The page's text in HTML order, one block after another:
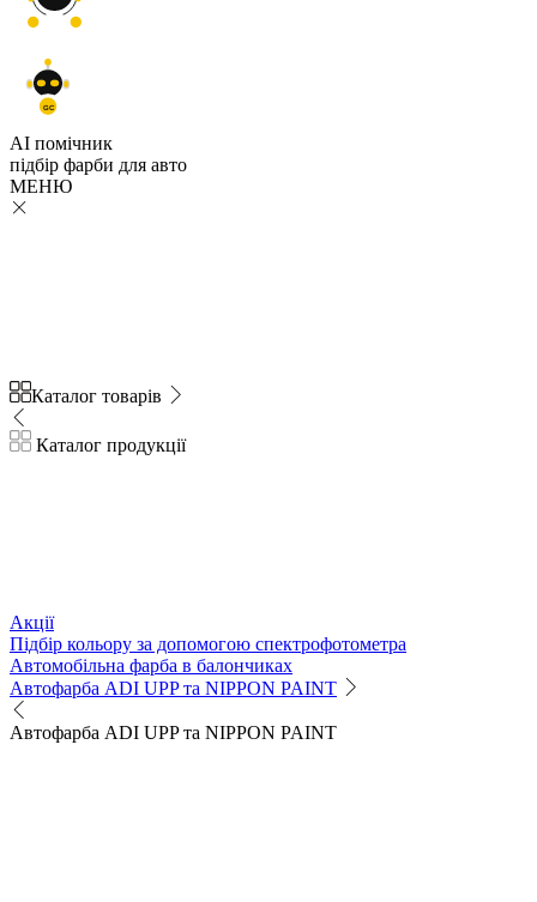
GC
AI помічник
підбір фарби для авто
МЕНЮ
Каталог товарів
Каталог продукції
Акції
Підбір кольору за допомогою спектрофотометра
Автомобільна фарба в балончиках
Автофарба ADI UPP та NIPPON PAINT
Автофарба ADI UPP та NIPPON PAINT